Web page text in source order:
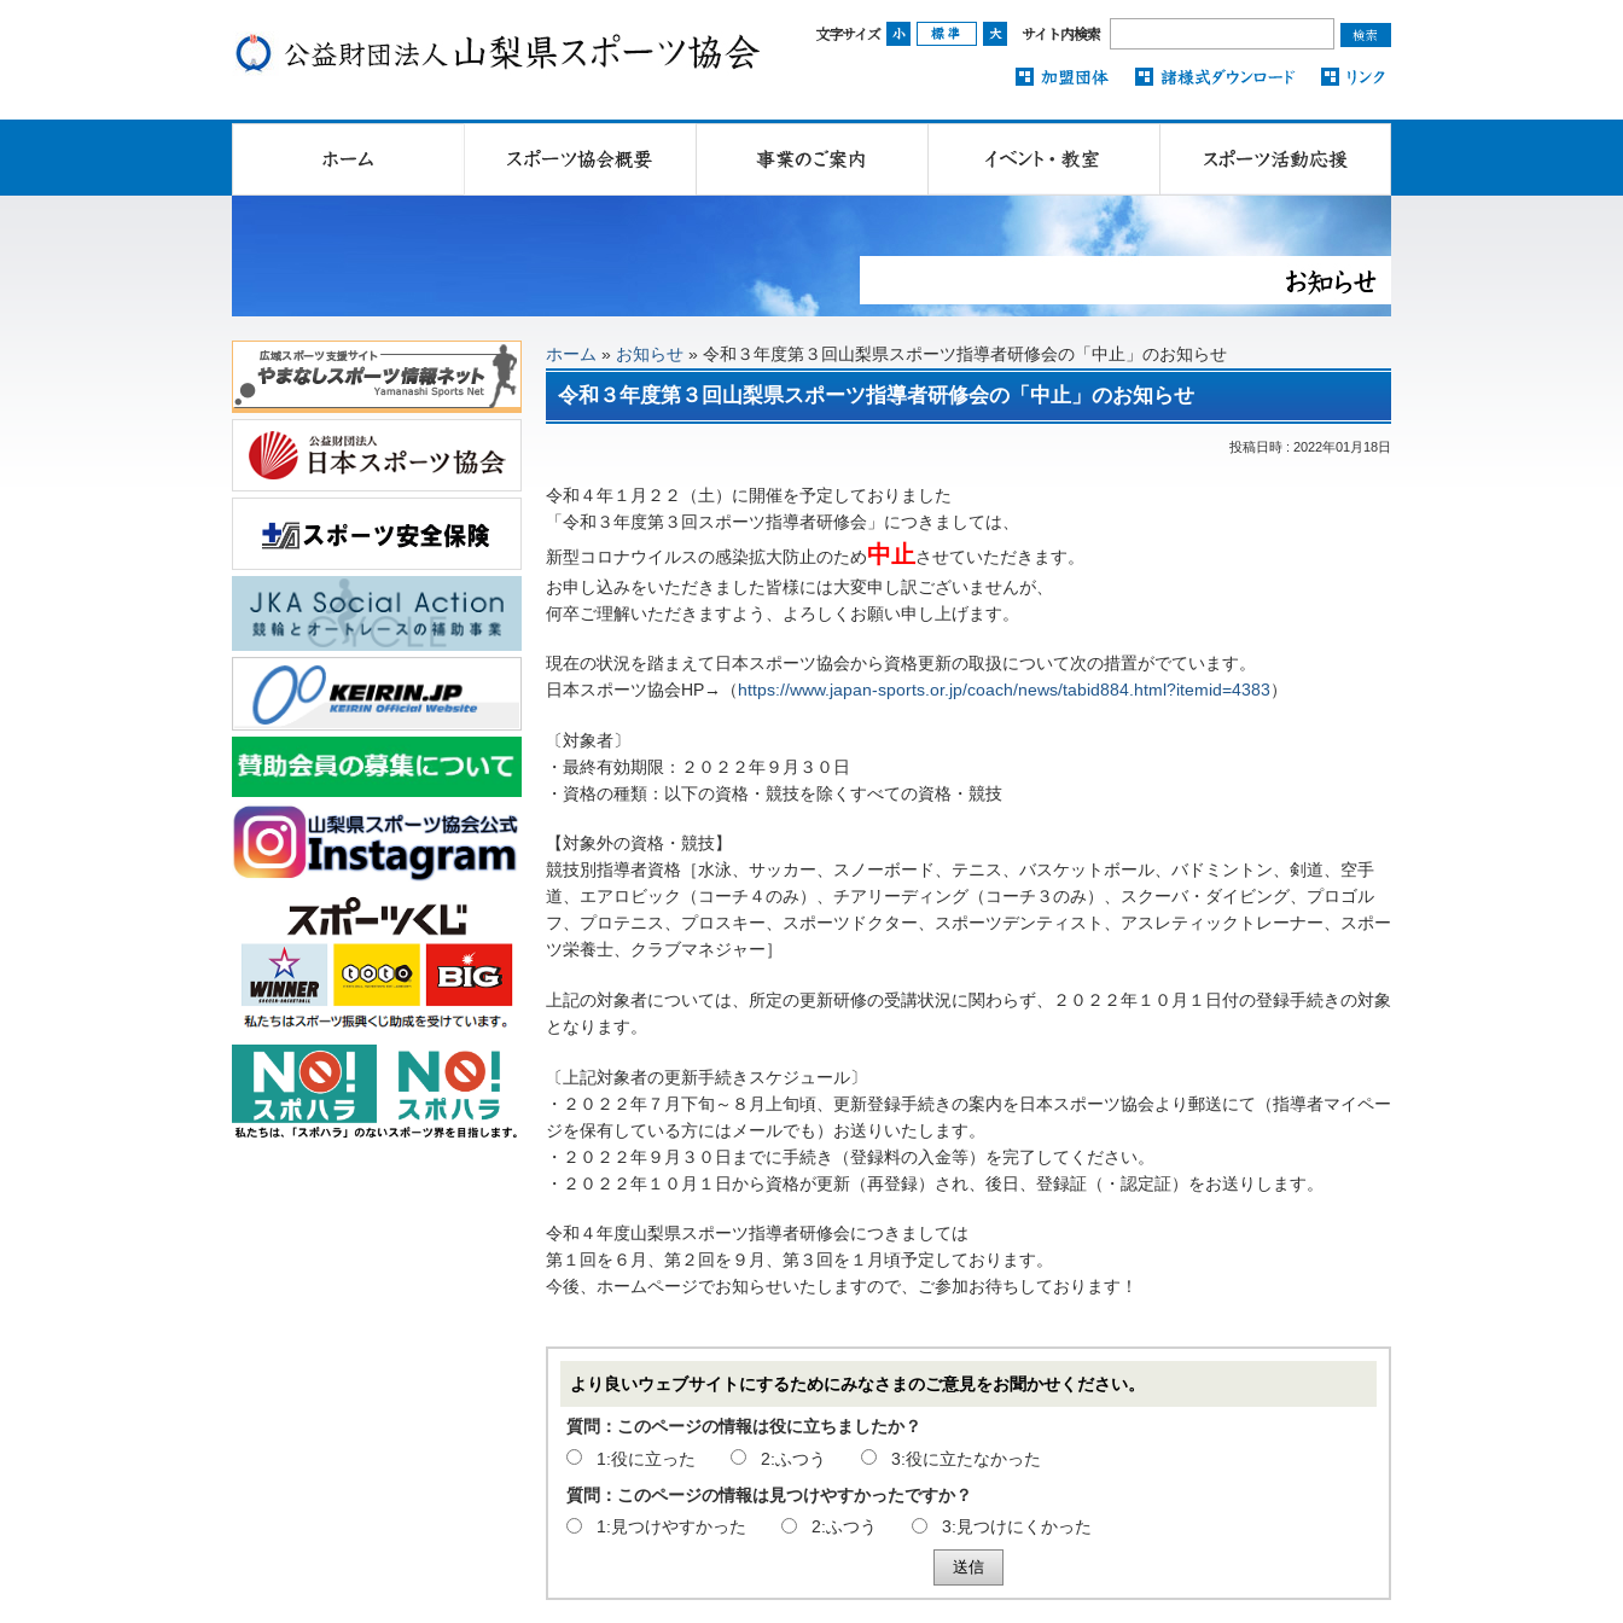
文字サイズ サイト内検索
ホーム » お知らせ » 令和３年度第３回山梨県スポーツ指導者研修会の「中止」のお知らせ
令和３年度第３回山梨県スポーツ指導者研修会の「中止」のお知らせ
投稿日時 : 2022年01月18日
令和４年１月２２（土）に開催を予定しておりました
「令和３年度第３回スポーツ指導者研修会」につきましては、
新型コロナウイルスの感染拡大防止のため中止させていただきます。
お申し込みをいただきました皆様には大変申し訳ございませんが、
何卒ご理解いただきますよう、よろしくお願い申し上げます。
現在の状況を踏まえて日本スポーツ協会から資格更新の取扱について次の措置がでています。
日本スポーツ協会HP→（https://www.japan-sports.or.jp/coach/news/tabid884.html?itemid=4383）
〔対象者〕
・最終有効期限：２０２２年９月３０日
・資格の種類：以下の資格・競技を除くすべての資格・競技
【対象外の資格・競技】
競技別指導者資格［水泳、サッカー、スノーボード、テニス、バスケットボール、バドミントン、剣道、空手
道、エアロビック（コーチ４のみ）、チアリーディング（コーチ３のみ）、スクーバ・ダイビング、プロゴル
フ、プロテニス、プロスキー、スポーツドクター、スポーツデンティスト、アスレティックトレーナー、スポー
ツ栄養士、クラブマネジャー］
上記の対象者については、所定の更新研修の受講状況に関わらず、２０２２年１０月１日付の登録手続きの対象
となります。
〔上記対象者の更新手続きスケジュール〕
・２０２２年７月下旬～８月上旬頃、更新登録手続きの案内を日本スポーツ協会より郵送にて（指導者マイペー
ジを保有している方にはメールでも）お送りいたします。
・２０２２年９月３０日までに手続き（登録料の入金等）を完了してください。
・２０２２年１０月１日から資格が更新（再登録）され、後日、登録証（・認定証）をお送りします。
令和４年度山梨県スポーツ指導者研修会につきましては
第１回を６月、第２回を９月、第３回を１月頃予定しております。
今後、ホームページでお知らせいたしますので、ご参加お待ちしております！
より良いウェブサイトにするためにみなさまのご意見をお聞かせください。
質問：このページの情報は役に立ちましたか？
1:役に立った
2:ふつう
3:役に立たなかった
質問：このページの情報は見つけやすかったですか？
1:見つけやすかった
2:ふつう 3:見つけにくかった